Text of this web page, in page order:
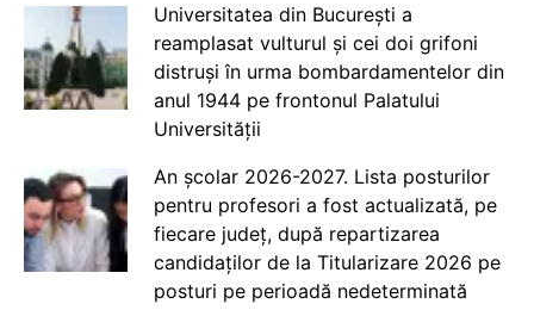
Universitatea din București a
reamplasat vulturul și cei doi grifoni
distruși în urma bombardamentelor din
anul 1944 pe frontonul Palatului
Universității
An școlar 2026-2027. Lista posturilor
pentru profesori a fost actualizată, pe
fiecare județ, după repartizarea
candidaților de la Titularizare 2026 pe
posturi pe perioadă nedeterminată